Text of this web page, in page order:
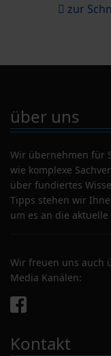
zur
über uns
Wir übernehmen für
wie komplexe
über fundiertes
Tipps stehen wir
um es an die
Wir freuen uns auch
Media Kanälen:
Kontakt